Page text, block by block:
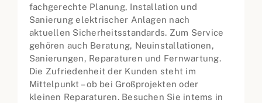
fachgerechte Planung, Installation und
Sanierung elektrischer Anlagen nach
aktuellen Sicherheitsstandards. Zum Service
gehören auch Beratung, Neuinstallationen,
Sanierungen, Reparaturen und Fernwartung.
Die Zufriedenheit der Kunden steht im
Mittelpunkt – ob bei Großprojekten oder
kleinen Reparaturen. Besuchen Sie intems in